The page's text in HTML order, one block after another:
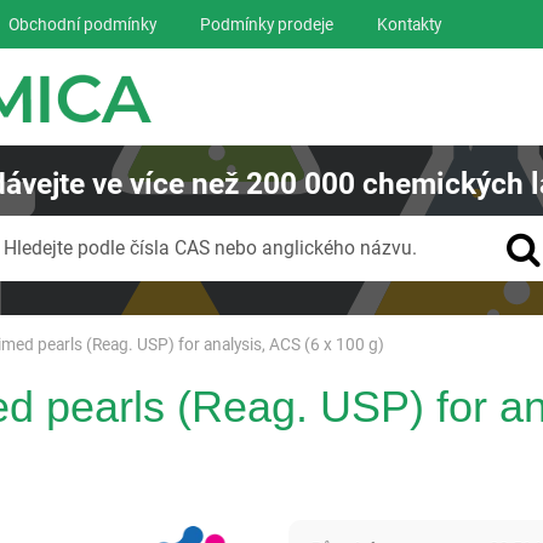
pearls (Reag. USP) for analysis, ACS (6 x 100 g)
pearls (Reag. USP) for
Panreac AppliChem
Obchodní podmínky Podmínky prodeje Kontakty
ve více než200 000 chemických
Hledejte podle čísla CAS nebo anglického názvu.